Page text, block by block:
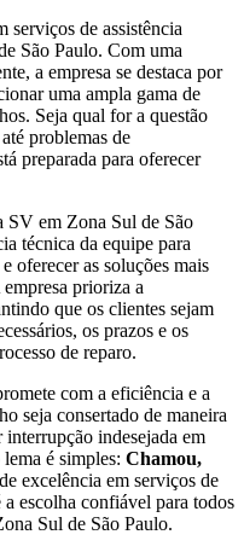
serviços de assistência
São Paulo. Com uma
a empresa se destaca por
uma ampla gama de
Seja qual for a questão
problemas de
preparada para oferecer
SV em Zona Sul de São
técnica da equipe para
oferecer as soluções mais
empresa prioriza a
que os clientes sejam
os prazos e os
de reparo.
com a eficiência e a
seja consertado de maneira
indesejada em
é simples: Chamou,
excelência em serviços de
escolha confiável para todos
Sul de São Paulo.